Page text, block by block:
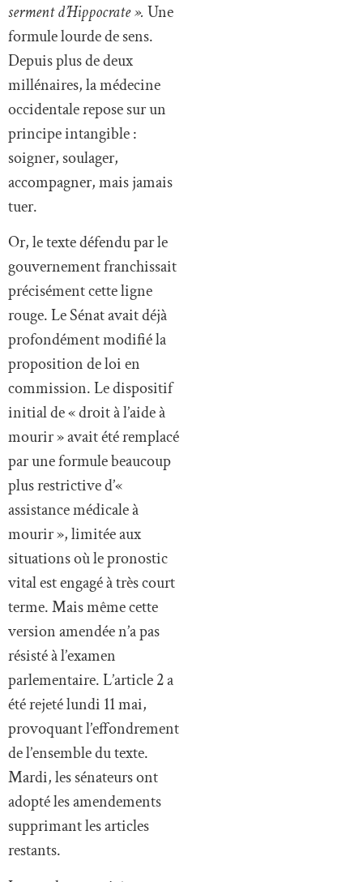
serment d’Hippocrate ». Une
formule lourde de sens.
Depuis plus de deux
millénaires, la médecine
occidentale repose sur un
principe intangible :
soigner, soulager,
accompagner, mais jamais
tuer.
Or, le texte défendu par le
gouvernement franchissait
précisément cette ligne
rouge. Le Sénat avait déjà
profondément modifié la
proposition de loi en
commission. Le dispositif
initial de « droit à l’aide à
mourir » avait été remplacé
par une formule beaucoup
plus restrictive d’«
assistance médicale à
mourir », limitée aux
situations où le pronostic
vital est engagé à très court
terme. Mais même cette
version amendée n’a pas
résisté à l’examen
parlementaire. L’article 2 a
été rejeté lundi 11 mai,
provoquant l’effondrement
de l’ensemble du texte.
Mardi, les sénateurs ont
adopté les amendements
supprimant les articles
restants.